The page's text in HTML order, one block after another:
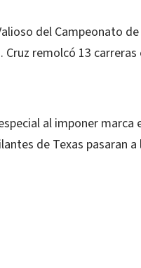
del Campeonato
remolcó 13 carreras
al imponer marca
de Texas pasaran a